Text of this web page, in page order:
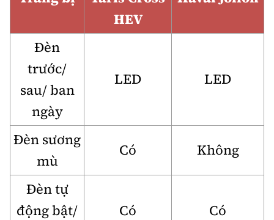
HEV
Đèn
trước/
sau/ ban
ngày
LED LED
Đèn sương
mù
Có Không
Đèn tự
động bật/
Có Có